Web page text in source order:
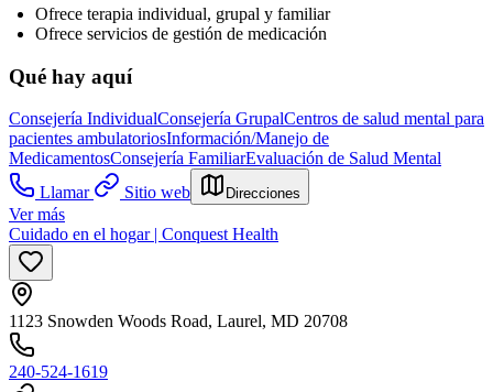
Ofrece terapia individual, grupal y familiar
Ofrece servicios de gestión de medicación
Qué hay aquí
Consejería IndividualConsejería GrupalCentros de salud mental para
pacientes ambulatoriosInformación/Manejo de
MedicamentosConsejería FamiliarEvaluación de Salud Mental
Llamar
Sitio web Direcciones
Ver más
Cuidado en el hogar | Conquest Health
1123 Snowden Woods Road, Laurel, MD 20708
240-524-1619